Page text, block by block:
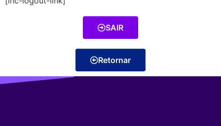
SAIR
Retornar